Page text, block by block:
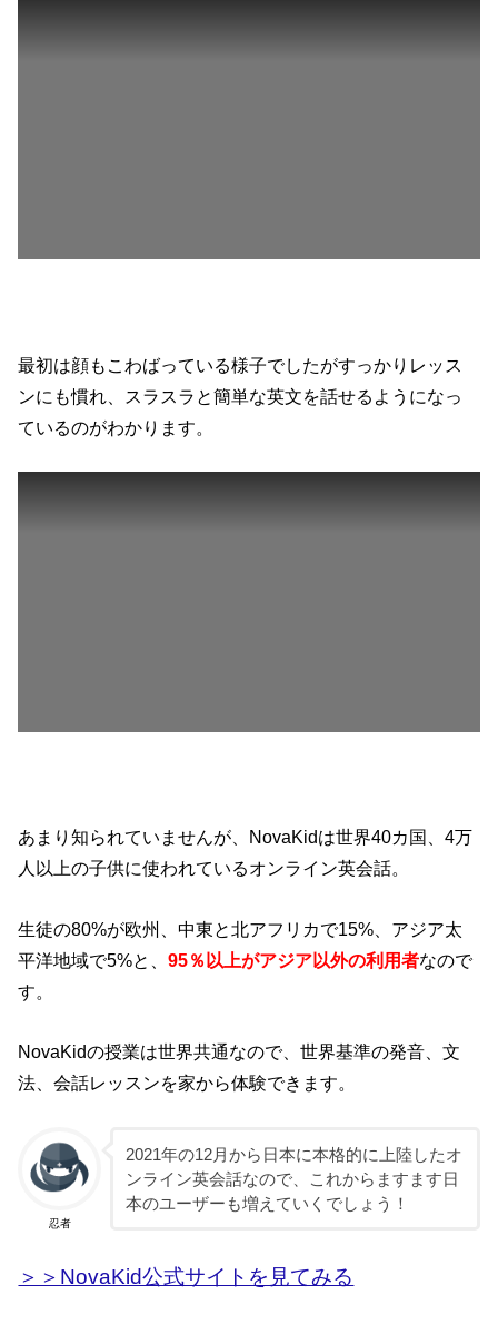
最初は顔もこわばっている様子でしたがすっかりレッス
ンにも慣れ、スラスラと簡単な英文を話せるようになっ
ているのがわかります。
あまり知られていませんが、NovaKidは世界40カ国、4万
人以上の子供に使われているオンライン英会話。
生徒の80%が欧州、中東と北アフリカで15%、アジア太
平洋地域で5%と、95％以上がアジア以外の利用者なので
す。
NovaKidの授業は世界共通なので、世界基準の発音、文
法、会話レッスンを家から体験できます。
忍者
2021年の12月から日本に本格的に上陸したオ
ンライン英会話なので、これからますます日
本のユーザーも増えていくでしょう！
＞＞NovaKid公式サイトを見てみる